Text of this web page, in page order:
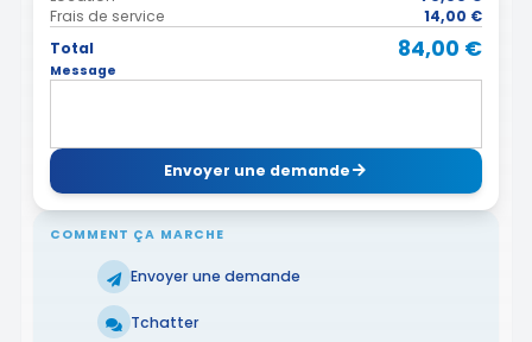
Frais de service
14,00 €
Total
84,00 €
Message
Envoyer une demande
COMMENT ÇA MARCHE
Envoyer une demande
Tchatter